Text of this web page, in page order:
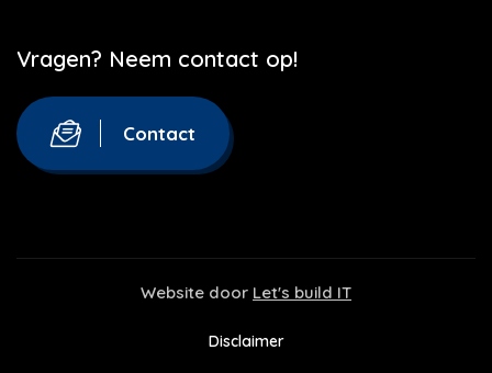
Vragen? Neem contact op!
Contact
Website door Let's build IT
Disclaimer